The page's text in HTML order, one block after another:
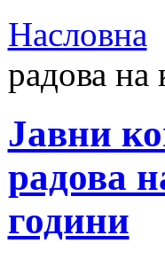
Насловна
радова на
Јавни
радова
години